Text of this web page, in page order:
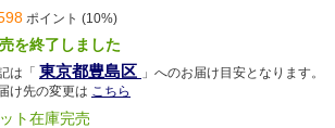
ポイント (10%)
を終了しました
は「 東京都豊島区 」へのお届け目安となります。
け先の変更は こちら
ト在庫完売